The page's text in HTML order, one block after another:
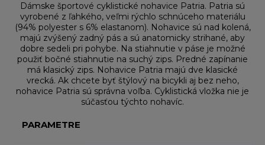
Dámske športové cyklistické nohavice Patria. Patria sú
vyrobené z ľahkého, veľmi rýchlo schnúceho materiálu
(94% polyester s 6% elastanom). Nohavice sú nad kolená,
majú zvýšený zadný pás a sú anatomicky strihané, aby
dobre sedeli pri pohybe. Na stiahnutie v páse je možné
použiť bočné stiahnutie na suchý zips. Predné zapínanie
má klasický zips. Nohavice Patria majú dve klasické
vrecká. Ak chcete byť štýlový na bicykli aj bez neho,
nohavice Patria sú správna voľba. Cyklistická vložka nie je
súčasťou týchto nohavíc.
PARAMETRE